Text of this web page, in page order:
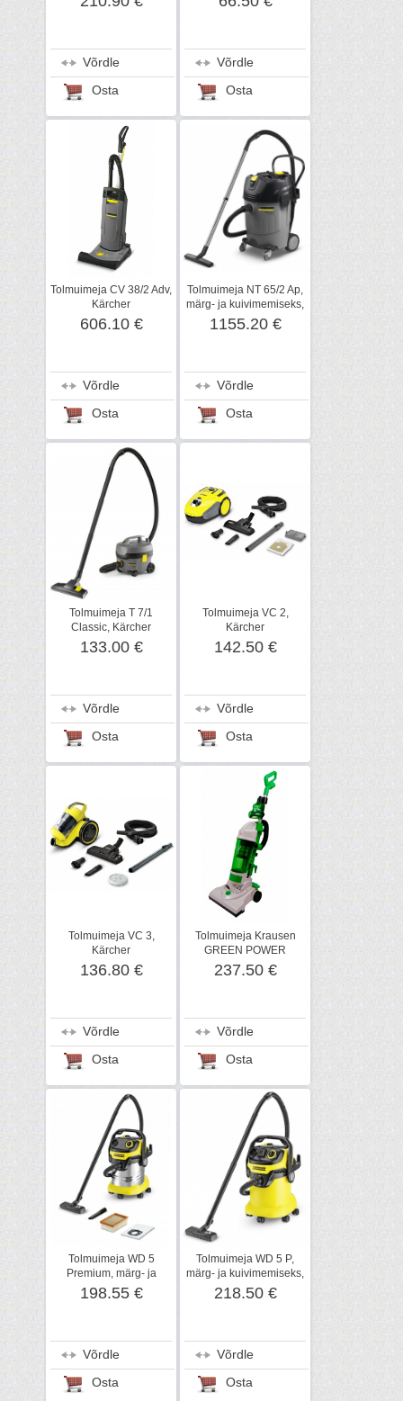
Võrdle
Osta
Võrdle
Osta
Tolmuimeja CV 38/2 Adv,
Kärcher
606.10 €
Võrdle
Osta
Tolmuimeja NT 65/2 Ap,
märg- ja kuivimemiseks,
Kärcher
1155.20 €
Võrdle
Osta
Tolmuimeja T 7/1
Classic, Kärcher
133.00 €
Võrdle
Osta
Tolmuimeja VC 2,
Kärcher
142.50 €
Võrdle
Osta
Tolmuimeja VC 3,
Kärcher
136.80 €
Võrdle
Osta
Tolmuimeja Krausen
GREEN POWER
237.50 €
Võrdle
Osta
Tolmuimeja WD 5
Premium, märg- ja
kuivimemiseks, Kärcher
198.55 €
Võrdle
Osta
Tolmuimeja WD 5 P,
märg- ja kuivimemiseks,
Kärcher
218.50 €
Võrdle
Osta